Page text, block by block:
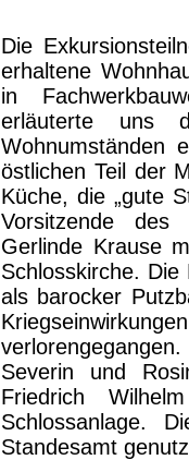
Die
erhaltene
in
erläuterte uns
Wohnumständen
östlichen Teil der
Küche, die „gute
Vorsitzende des
Gerlinde Krause
Schlosskirche.
als barocker
Severin und
Friedrich
Schlossanlage.
Standesamt